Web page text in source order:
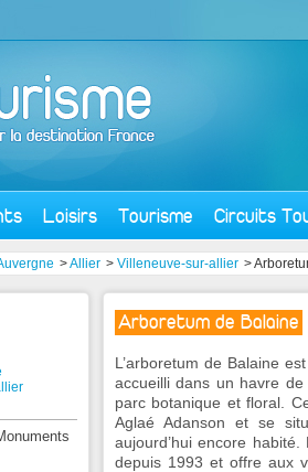
Loisirs Tourisme Circuits
>Allier > Villeneuve-sur-allier >
Arboretum de Balaine
L’arboretum de Balaine
accueilli dans un havre
parc botanique et floral.
Aglaé Adanson et se
aujourd’hui encore
depuis 1993 et offre aux